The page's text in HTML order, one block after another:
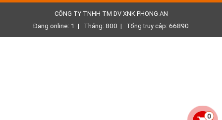
CÔNG TY TNHH TM DV XNK PHONG AN
Đang online: 1 | Tháng: 800 | Tổng truy cập: 66890
0